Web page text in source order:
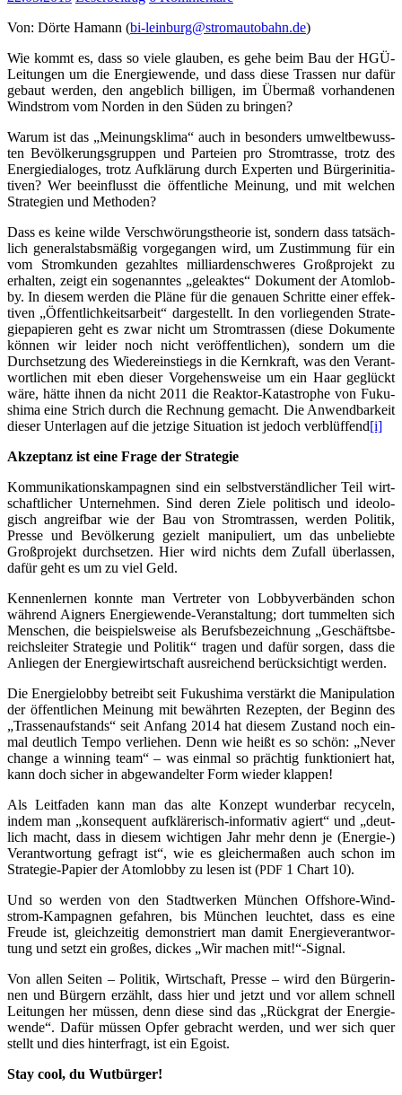
Von: Dör­te Hamann (bi-leinburg@stromautobahn.de)
Wie kommt es, dass so vie­le glau­ben, es gehe beim Bau der HGÜ-
Lei­tun­gen um die Ener­gie­wen­de, und dass die­se Tras­sen nur dafür
gebaut wer­den, den angeb­lich bil­li­gen, im Über­maß vor­han­de­nen
Wind­strom vom Nor­den in den Süden zu bringen?
War­um ist das „Mei­nungs­kli­ma“ auch in beson­ders umwelt­be­wuss­
ten Bevöl­ke­rungs­grup­pen und Par­tei­en pro Strom­tras­se, trotz des
Ener­gie­dia­lo­ges, trotz Auf­klä­rung durch Exper­ten und Bür­ger­initia­
ti­ven? Wer beein­flusst die öffent­li­che Mei­nung, und mit wel­chen
Stra­te­gien und Methoden?
Dass es kei­ne wil­de Ver­schwö­rungs­theo­rie ist, son­dern dass tat­säch­
lich gene­ral­stabs­mä­ßig vor­ge­gan­gen wird, um Zustim­mung für ein
vom Strom­kun­den gezahl­tes mil­li­ar­den­schwe­res Groß­pro­jekt zu
erhal­ten, zeigt ein soge­nann­tes „gele­ak­tes“ Doku­ment der Atom­lob­
by. In die­sem wer­den die Plä­ne für die genau­en Schrit­te einer effek­
ti­ven „Öffent­lich­keits­ar­beit“ dar­ge­stellt. In den vor­lie­gen­den Stra­te­
gie­pa­pie­ren geht es zwar nicht um Strom­tras­sen (die­se Doku­men­te
kön­nen wir lei­der noch nicht ver­öf­fent­li­chen), son­dern um die
Durch­set­zung des Wie­der­ein­stiegs in die Kern­kraft, was den Ver­ant­
wort­li­chen mit eben die­ser Vor­ge­hens­wei­se um ein Haar geglückt
wäre, hät­te ihnen da nicht 2011 die Reak­tor-Kata­stro­phe von Fuku­
shi­ma eine Strich durch die Rech­nung gemacht. Die Anwend­bar­keit
die­ser Unter­la­gen auf die jet­zi­ge Situa­ti­on ist jedoch ver­blüf­fend[i]
Akzep­tanz ist eine Fra­ge der Strategie
Kom­mu­ni­ka­ti­ons­kam­pa­gnen sind ein selbst­ver­ständ­li­cher Teil wirt­
schaft­li­cher Unter­neh­men. Sind deren Zie­le poli­tisch und ideo­lo­
gisch angreif­bar wie der Bau von Strom­tras­sen, wer­den Poli­tik,
Pres­se und Bevöl­ke­rung gezielt mani­pu­liert, um das unbe­lieb­te
Groß­pro­jekt durch­set­zen. Hier wird nichts dem Zufall über­las­sen,
dafür geht es um zu viel Geld.
Ken­nen­ler­nen konn­te man Ver­tre­ter von Lob­by­ver­bän­den schon
wäh­rend Aigners Ener­gie­wen­de-Ver­an­stal­tung; dort tum­mel­ten sich
Men­schen, die bei­spiels­wei­se als Berufs­be­zeich­nung „Geschäfts­be­
reichs­lei­ter Stra­te­gie und Poli­tik“ tra­gen und dafür sor­gen, dass die
Anlie­gen der Ener­gie­wirt­schaft aus­rei­chend berück­sich­tigt werden.
Die Ener­gie­lob­by betreibt seit Fuku­shi­ma ver­stärkt die Mani­pu­la­ti­on
der öffent­li­chen Mei­nung mit bewähr­ten Rezep­ten, der Beginn des
„Tras­sen­auf­stands“ seit Anfang 2014 hat die­sem Zustand noch ein­
mal deut­lich Tem­po ver­lie­hen. Denn wie heißt es so schön: „Never
chan­ge a win­ning team“ – was ein­mal so präch­tig funk­tio­niert hat,
kann doch sicher in abge­wan­del­ter Form wie­der klappen!
Als Leit­fa­den kann man das alte Kon­zept wun­der­bar recy­celn,
indem man „kon­se­quent auf­klä­re­risch-infor­ma­tiv agiert“ und „deut­
lich macht, dass in die­sem wich­ti­gen Jahr mehr denn je (Ener­gie-)
Ver­ant­wor­tung gefragt ist“, wie es glei­cher­ma­ßen auch schon im
Stra­te­gie-Papier der Atom­lob­by zu lesen ist (PDF 1 Chart 10).
Und so wer­den von den Stadt­wer­ken Mün­chen Off­shore-Wind­
strom-Kam­pa­gnen gefah­ren, bis Mün­chen leuch­tet, dass es eine
Freu­de ist, gleich­zei­tig demons­triert man damit Ener­gie­ver­ant­wor­
tung und setzt ein gro­ßes, dickes „Wir machen mit!“-Signal.
Von allen Sei­ten – Poli­tik, Wirt­schaft, Pres­se – wird den Bür­ge­rin­
nen und Bür­gern erzählt, dass hier und jetzt und vor allem schnell
Lei­tun­gen her müs­sen, denn die­se sind das „Rück­grat der Ener­gie­
wen­de“. Dafür müs­sen Opfer gebracht wer­den, und wer sich quer
stellt und dies hin­ter­fragt, ist ein Egoist.
Stay cool, du Wutbürger!